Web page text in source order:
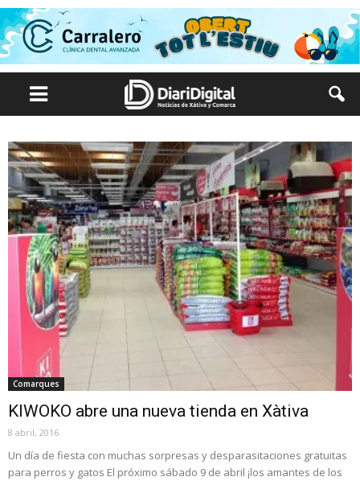
Comarques
KIWOKO abre una nueva tienda en Xàtiva
8 abril, 2016
Un día de fiesta con muchas sorpresas y desparasitaciones gratuitas
para perros y gatos El próximo sábado 9 de abril ¡los amantes de los